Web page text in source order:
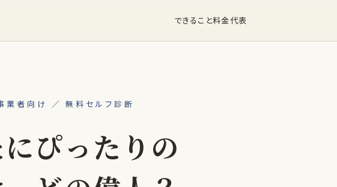
できること料金代表
業者向け ／無料セルフ診断
ぴったりの